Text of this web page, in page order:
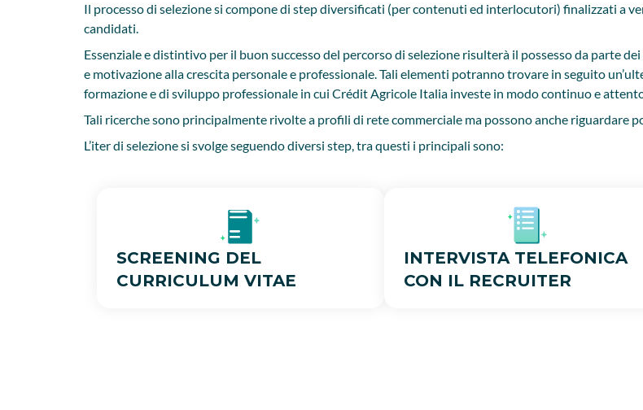
Il processo di selezione si compone di step diversificati (per contenuti ed interlocutori) finalizzati a
candidati.
Essenziale e distintivo per il buon successo del percorso di selezione risulterà il possesso da parte
e motivazione alla crescita personale e professionale. Tali elementi potranno trovare in seguito
formazione e di sviluppo professionale in cui Crédit Agricole Italia investe in modo continuo e
Tali ricerche sono principalmente rivolte a profili di rete commerciale ma possono anche riguardare
L’iter di selezione si svolge seguendo diversi step, tra questi i principali sono:
SCREENING DEL
CURRICULUM VITAE
INTERVISTA TELEFONICA
CON IL RECRUITER